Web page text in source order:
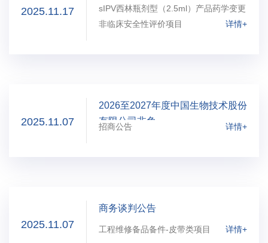
2025.11.17
sIPV西林瓶剂型（2.5ml）产品药学变更
非临床安全性评价项目
详情+
2025.11.07
2026至2027年度中国生物技术股份
有限公司非免...
招商公告 详情+
2025.11.07
商务谈判公告
工程维修备品备件-皮带类项目 详情+